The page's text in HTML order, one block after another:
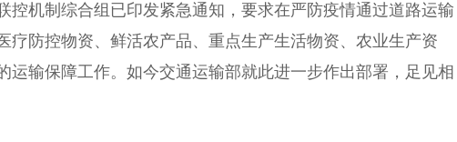
机制综合组已印发紧急通知，要求在严防疫情通过道路运输
疗防控物资、鲜活农产品、重点生产生活物资、农业生产资
运输保障工作。如今交通运输部就此进一步作出部署，足见相